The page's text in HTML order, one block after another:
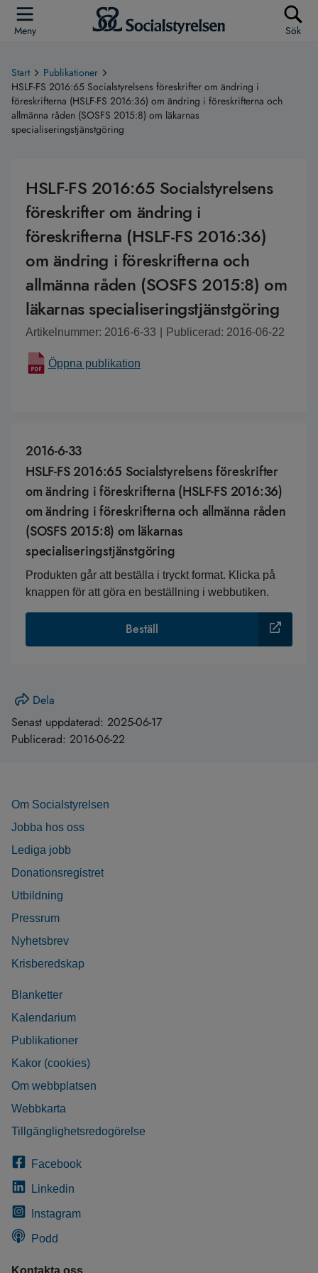
Meny Sök
Start
Publikationer
HSLF-FS 2016:65 Socialstyrelsens föreskrifter om ändring i
föreskrifterna (HSLF-FS 2016:36) om ändring i föreskrifterna och
allmänna råden (SOSFS 2015:8) om läkarnas
specialiseringstjänstgöring
HSLF-FS 2016:65 Socialstyrelsens
föreskrifter om ändring i
föreskrifterna (HSLF-FS 2016:36)
om ändring i föreskrifterna och
allmänna råden (SOSFS 2015:8) om
läkarnas specialiseringstjänstgöring
Artikelnummer: 2016-6-33 Publicerad: 2016-06-22
Öppna publikation
2016-6-33
HSLF-FS 2016:65 Socialstyrelsens föreskrifter
om ändring i föreskrifterna (HSLF-FS 2016:36)
om ändring i föreskrifterna och allmänna råden
(SOSFS 2015:8) om läkarnas
specialiseringstjänstgöring
Produkten går att beställa i tryckt format. Klicka på
knappen för att göra en beställning i webbutiken.
Beställ
Dela
Senast uppdaterad: 2025-06-17
Publicerad: 2016-06-22
Om Socialstyrelsen
Jobba hos oss
Lediga jobb
Donationsregistret
Utbildning
Pressrum
Nyhetsbrev
Krisberedskap
Blanketter
Kalendarium
Publikationer
Kakor (cookies)
Om webbplatsen
Webbkarta
Tillgänglighetsredogörelse
Facebook
Linkedin
Instagram
Podd
Kontakta oss